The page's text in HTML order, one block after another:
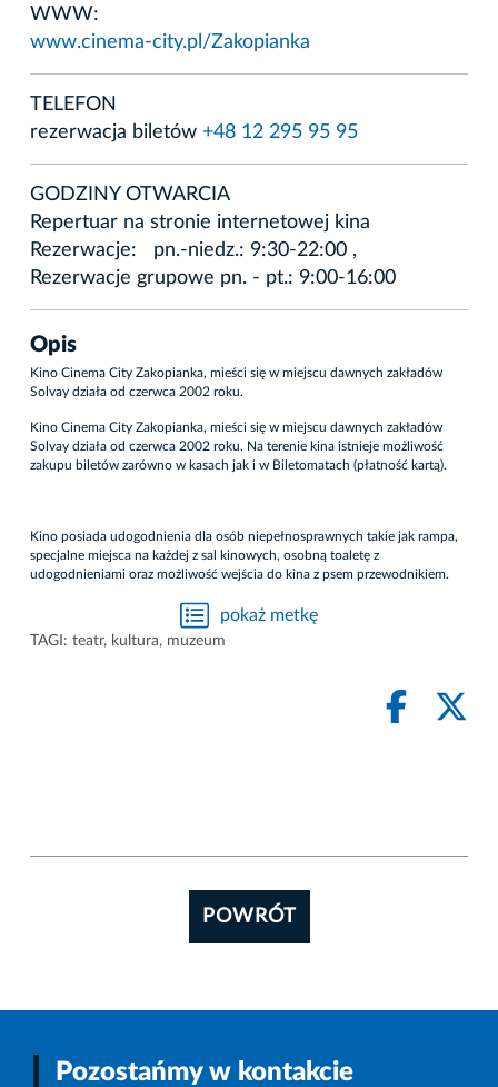
WWW:
www.cinema-city.pl/Zakopianka
TELEFON
rezerwacja biletów +48 12 295 95 95
GODZINY OTWARCIA
Repertuar na stronie internetowej kina
Rezerwacje: pn.-niedz.: 9:30-22:00 ,
Rezerwacje grupowe pn. - pt.: 9:00-16:00
Opis
Kino Cinema City Zakopianka, mieści się w miejscu dawnych zakładów
Solvay działa od czerwca 2002 roku.
Kino Cinema City Zakopianka, mieści się w miejscu dawnych zakładów
Solvay działa od czerwca 2002 roku. Na terenie kina istnieje możliwość
zakupu biletów zarówno w kasach jak i w Biletomatach (płatność kartą).
Kino posiada udogodnienia dla osób niepełnosprawnych takie jak rampa,
specjalne miejsca na każdej z sal kinowych, osobną toaletę z
udogodnieniami oraz możliwość wejścia do kina z psem przewodnikiem.
pokaż metkę
TAGI: teatr, kultura, muzeum
POWRÓT
Pozostańmy w kontakcie